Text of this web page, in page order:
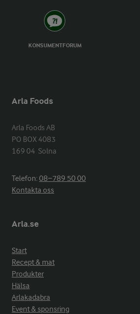
KONSUMENTFORUM
Arla Foods
Arla Foods AB
PO BOX 4083
169 04  Solna
Telefon:08−789 50 00
Kontakta oss
Arla.se
Start
Recept & mat
Produkter
Hälsa
Arlakadabra
Event & sponsring